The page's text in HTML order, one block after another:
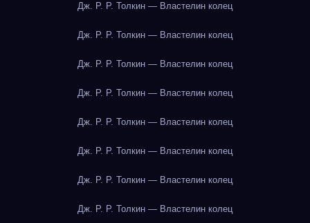
Дж. Р. Р. Толкин — Властелин колец
Дж. Р. Р. Толкин — Властелин колец
Дж. Р. Р. Толкин — Властелин колец
Дж. Р. Р. Толкин — Властелин колец
Дж. Р. Р. Толкин — Властелин колец
Дж. Р. Р. Толкин — Властелин колец
Дж. Р. Р. Толкин — Властелин колец
Дж. Р. Р. Толкин — Властелин колец